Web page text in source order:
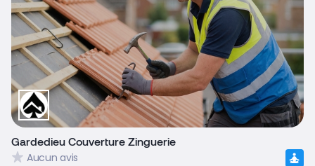
Gardedieu Couverture Zinguerie
Aucun avis